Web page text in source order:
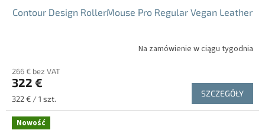
Contour Design RollerMouse Pro Regular Vegan Leather
Na zamówienie w ciągu tygodnia
266 € bez VAT
322 €
Cena
jednostkowa:
322 € / 1 szt.
SZCZEGÓŁY
Nowość